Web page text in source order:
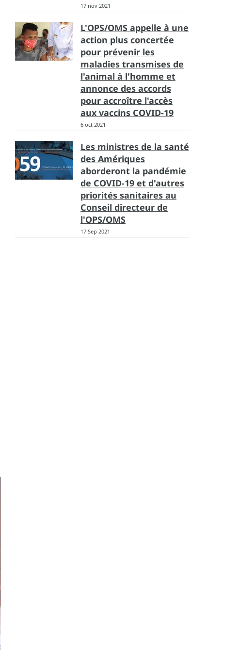
17 nov 2021
L'OPS/OMS appelle à une
action plus concertée
pour prévenir les
maladies transmises de
l'animal à l'homme et
annonce des accords
pour accroître l'accès
aux vaccins COVID-19
6 oct 2021
Les ministres de la santé
des Amériques
aborderont la pandémie
de COVID-19 et d'autres
priorités sanitaires au
Conseil directeur de
l'OPS/OMS
17 Sep 2021